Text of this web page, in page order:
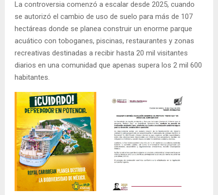
La controversia comenzó a escalar desde 2025, cuando
se autorizó el cambio de uso de suelo para más de 107
hectáreas donde se planea construir un enorme parque
acuático con toboganes, piscinas, restaurantes y zonas
recreativas destinadas a recibir hasta 20 mil visitantes
diarios en una comunidad que apenas supera los 2 mil 600
habitantes.